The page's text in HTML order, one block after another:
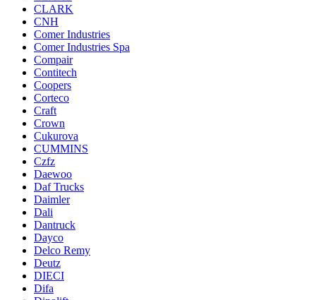
CLARK
CNH
Comer Industries
Comer Industries Spa
Compair
Contitech
Coopers
Corteco
Craft
Crown
Cukurova
CUMMINS
Czfz
Daewoo
Daf Trucks
Daimler
Dali
Dantruck
Dayco
Delco Remy
Deutz
DIECI
Difa